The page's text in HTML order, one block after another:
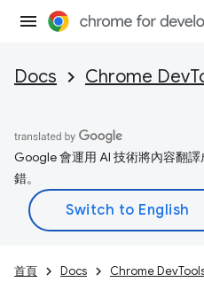
Docs Chrome
Google 會運用 AI 技術將內容翻
錯。
首頁 Docs Chrome